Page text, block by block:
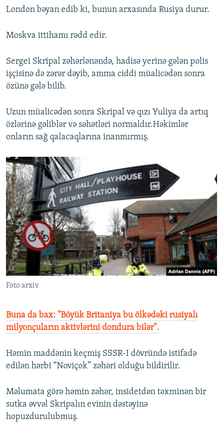
London bəyan edib ki, bunun arxasında Rusiya durur.
Moskva ittihamı rədd edir.
Sergei Skripal zəhərlənəndə, hadisə yerinə gələn polis
işçisinə də zərər dəyib, amma ciddi müalicədən sonra
özünə gələ bilib.
Uzun müalicədən sonra Skripal və qızı Yuliya da artıq
özlərinə gəliblər və səhətləri normaldır.Həkimlər
onların sağ qalacaqlarına inanmırmış.
Foto arxiv
Buna da bax: "Böyük Britaniya bu ölkədəki rusiyalı
milyonçuların aktivlərini dondura bilər".
Həmin maddənin keçmiş SSSR-I dövründə istifadə
edilən hərbi “Noviçok” zəhəri olduğu bildirilir.
Məlumata görə həmin zəhər, insidetdən təxminən bir
sutka əvvəl Skripalın evinin dəstəyinə
hopuzdurulubmuş.